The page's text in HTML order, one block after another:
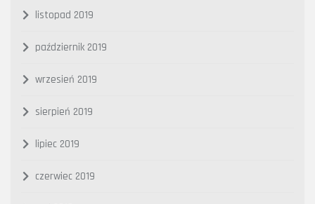
listopad 2019
październik 2019
wrzesień 2019
sierpień 2019
lipiec 2019
czerwiec 2019